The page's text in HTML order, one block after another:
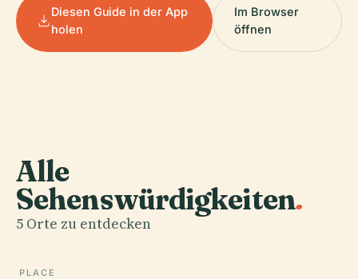
Diesen Guide in der App
holen
Im Browser
öffnen
Alle
Sehenswürdigkeiten.
5 Orte zu entdecken
PLACE